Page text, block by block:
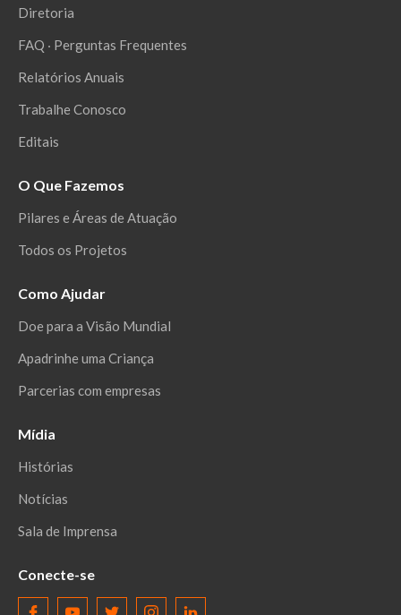
Diretoria
FAQ ‧ Perguntas Frequentes
Relatórios Anuais
Trabalhe Conosco
Editais
O Que Fazemos
Pilares e Áreas de Atuação
Todos os Projetos
Como Ajudar
Doe para a Visão Mundial
Apadrinhe uma Criança
Parcerias com empresas
Mídia
Histórias
Notícias
Sala de Imprensa
Conecte-se